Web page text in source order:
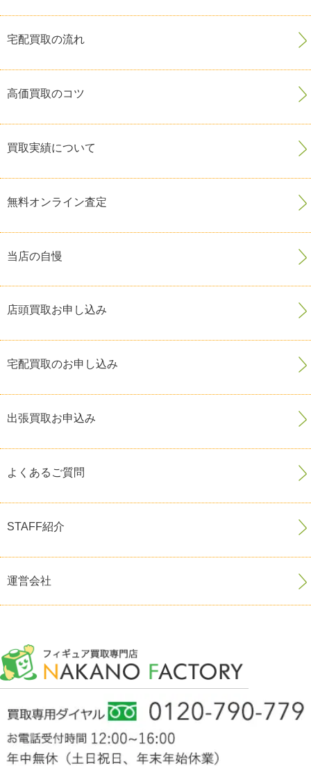
宅配買取の流れ
高価買取のコツ
買取実績について
無料オンライン査定
当店の自慢
店頭買取お申し込み
宅配買取のお申し込み
出張買取お申込み
よくあるご質問
STAFF紹介
運営会社